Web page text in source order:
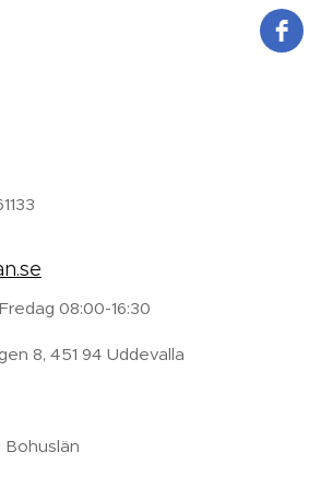
08:00-16:30
8, 451 94 Uddevalla
Bohuslän